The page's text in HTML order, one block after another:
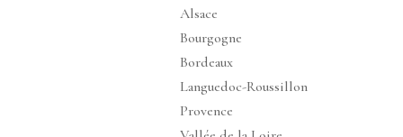
Alsace
Bourgogne
Bordeaux
Languedoc-Roussillon
Provence